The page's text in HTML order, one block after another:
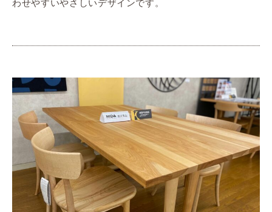
わせやすいやさしいデザインです。